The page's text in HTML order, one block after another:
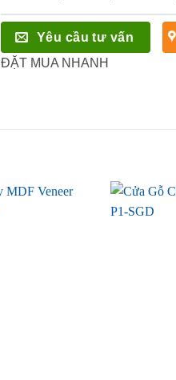
Yêu cầu tư vấn
ĐẶT MUA NHANH